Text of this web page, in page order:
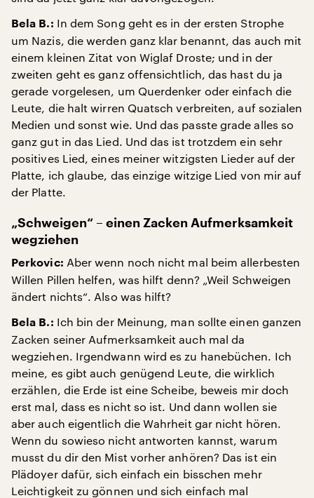
Bela B.: In dem Song geht es in der ersten Strophe
um Nazis, die werden ganz klar benannt, das auch mit
einem kleinen Zitat von Wiglaf Droste; und in der
zweiten geht es ganz offensichtlich, das hast du ja
gerade vorgelesen, um Querdenker oder einfach die
Leute, die halt wirren Quatsch verbreiten, auf sozialen
Medien und sonst wie. Und das passte grade alles so
ganz gut in das Lied. Und das ist trotzdem ein sehr
positives Lied, eines meiner witzigsten Lieder auf der
Platte, ich glaube, das einzige witzige Lied von mir auf
der Platte.
„Schweigen“ – einen Zacken Aufmerksamkeit
wegziehen
Perkovic: Aber wenn noch nicht mal beim allerbesten
Willen Pillen helfen, was hilft denn? „Weil Schweigen
ändert nichts“. Also was hilft?
Bela B.: Ich bin der Meinung, man sollte einen ganzen
Zacken seiner Aufmerksamkeit auch mal da
wegziehen. Irgendwann wird es zu hanebüchen. Ich
meine, es gibt auch genügend Leute, die wirklich
erzählen, die Erde ist eine Scheibe, beweis mir doch
erst mal, dass es nicht so ist. Und dann wollen sie
aber auch eigentlich die Wahrheit gar nicht hören.
Wenn du sowieso nicht antworten kannst, warum
musst du dir den Mist vorher anhören? Das ist ein
Plädoyer dafür, sich einfach ein bisschen mehr
Leichtigkeit zu gönnen und sich einfach mal